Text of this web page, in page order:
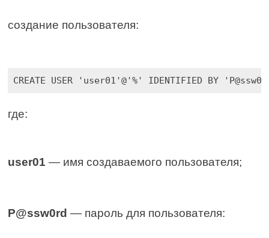
создание пользователя:
CREATE USER 'user01'@'%' IDENTIFIED BY
где:
user01 — имя создаваемого пользователя;
P@ssw0rd — пароль для пользователя: